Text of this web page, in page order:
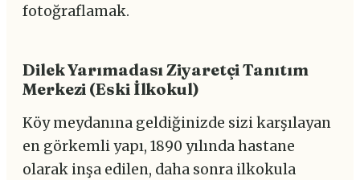
fotoğraflamak.
Dilek Yarımadası Ziyaretçi Tanıtım
Merkezi (Eski İlkokul)
Köy meydanına geldiğinizde sizi karşılayan
en görkemli yapı, 1890 yılında hastane
olarak inşa edilen, daha sonra ilkokula